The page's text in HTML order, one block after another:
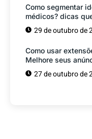
Como segmentar
médicos? dicas
29 de outubro de
Como usar
Melhore seus
27 de outubro de